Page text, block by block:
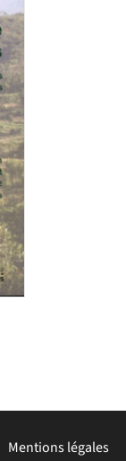
Mentions légales